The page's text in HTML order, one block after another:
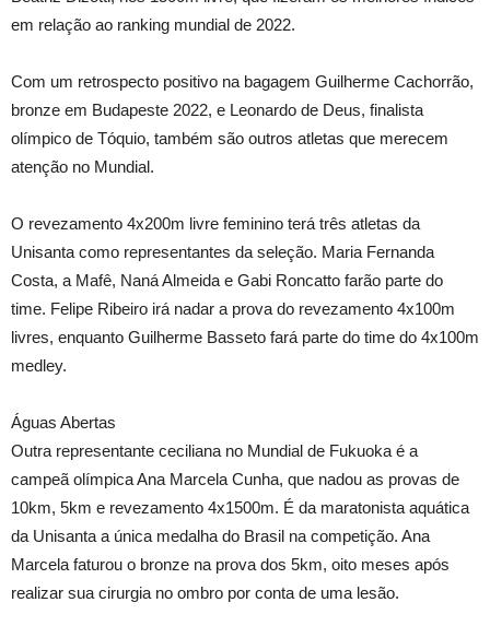
em relação ao ranking mundial de 2022.
Com um retrospecto positivo na bagagem Guilherme Cachorrão,
bronze em Budapeste 2022, e Leonardo de Deus, finalista
olímpico de Tóquio, também são outros atletas que merecem
atenção no Mundial.
O revezamento 4x200m livre feminino terá três atletas da
Unisanta como representantes da seleção. Maria Fernanda
Costa, a Mafê, Naná Almeida e Gabi Roncatto farão parte do
time. Felipe Ribeiro irá nadar a prova do revezamento 4x100m
livres, enquanto Guilherme Basseto fará parte do time do 4x100m
medley.
Águas Abertas
Outra representante ceciliana no Mundial de Fukuoka é a
campeã olímpica Ana Marcela Cunha, que nadou as provas de
10km, 5km e revezamento 4x1500m. É da maratonista aquática
da Unisanta a única medalha do Brasil na competição. Ana
Marcela faturou o bronze na prova dos 5km, oito meses após
realizar sua cirurgia no ombro por conta de uma lesão.